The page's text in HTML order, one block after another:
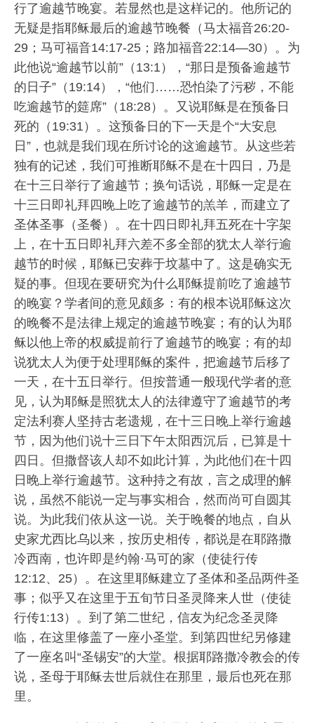
行了逾越节晚宴。若显然也是这样记的。他所记的
无疑是指耶稣最后的逾越节晚餐（马太福音26:20-
29；马可福音14:17-25；路加福音22:14—30）。为
此他说“逾越节以前”（13:1），“那日是预备逾越节
的日子”（19:14），“他们……恐怕染了污秽，不能
吃逾越节的筵席”（18:28）。又说耶稣是在预备日
死的（19:31）。这预备日的下一天是个“大安息
日”，也就是我们现在所讨论的这逾越节。从这些若
独有的记述，我们可推断耶稣不是在十四日，乃是
在十三日举行了逾越节；换句话说，耶稣一定是在
十三日即礼拜四晚上吃了逾越节的羔羊，而建立了
圣体圣事（圣餐）。在十四日即礼拜五死在十字架
上，在十五日即礼拜六差不多全部的犹太人举行逾
越节的时候，耶稣已安葬于坟墓中了。这是确实无
疑的事。但现在要研究为什么耶稣提前吃了逾越节
的晚宴？学者间的意见颇多：有的根本说耶稣这次
的晚餐不是法律上规定的逾越节晚宴；有的认为耶
稣以他上帝的权威提前行了逾越节的晚宴；有的却
说犹太人为便于处理耶稣的案件，把逾越节后移了
一天，在十五日举行。但按普通一般现代学者的意
见，认为耶稣是照犹太人的法律遵守了逾越节的考
定法利赛人坚持古老遗规，在十三日晚上举行逾越
节，因为他们说十三日下午太阳西沉后，已算是十
四日。但撒督该人却不如此计算，为此他们在十四
日晚上举行逾越节。这种持之有故，言之成理的解
说，虽然不能说一定与事实相合，然而尚可自圆其
说。为此我们依从这一说。关于晚餐的地点，自从
史家尤西比乌以来，按历史相传，都说是在耶路撒
冷西南，也许即是约翰·马可的家（使徒行传
12:12、25）。在这里耶稣建立了圣体和圣品两件圣
事；似乎又在这里于五旬节日圣灵降来人世（使徒
行传1:13）。到了第二世纪，信友为纪念圣灵降
临，在这里修盖了一座小圣堂。到第四世纪另修建
了一座名叫“圣锡安”的大堂。根据耶路撒冷教会的传
说，圣母于耶稣去世后就住在那里，最后也死在那
里。